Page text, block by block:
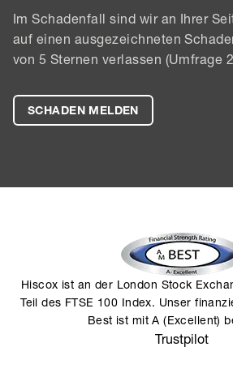
Im Schadenfall sind wir an Ihrer
auf einen ausgezeichneten
von 5 Sternen verlassen (Umfrage
SCHADEN MELDEN
Hiscox ist an der London Stock
Teil des FTSE 100 Index. Unser
Best ist mit A (Excellent)
Trustpilot